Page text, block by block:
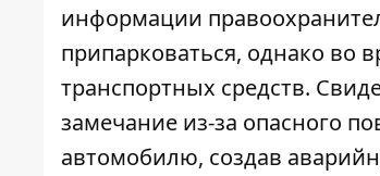
информации
припарковаться, однако во
транспортных средств.
замечание из-за опасного
автомобилю, создав